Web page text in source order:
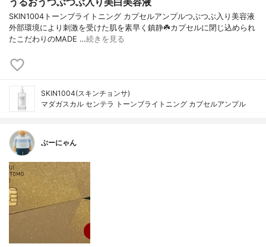
SKIN1004トーンブライトニング カプセルアンプルつぶつぶ入り美容液
外部環境により刺激を受けた肌を素早く鎮静☘️カプセルに閉じ込められ
たこだわりのMADE …続きを見る
SKIN1004(スキンチョンサ)
マダガスカル センテラ トーンブライトニング カプセルアンプル
ぶーにゃん